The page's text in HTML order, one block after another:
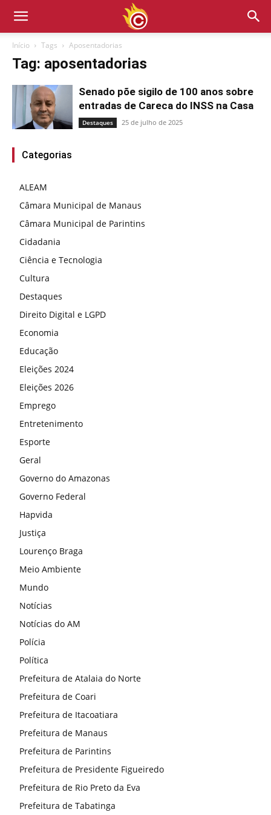
Início Tags Aposentadorias
Tag: aposentadorias
Senado põe sigilo de 100 anos sobre
entradas de Careca do INSS na Casa
Destaques 25 de julho de 2025
Categorias
ALEAM
Câmara Municipal de Manaus
Câmara Municipal de Parintins
Cidadania
Ciência e Tecnologia
Cultura
Destaques
Direito Digital e LGPD
Economia
Educação
Eleições 2024
Eleições 2026
Emprego
Entretenimento
Esporte
Geral
Governo do Amazonas
Governo Federal
Hapvida
Justiça
Lourenço Braga
Meio Ambiente
Mundo
Notícias
Notícias do AM
Polícia
Política
Prefeitura de Atalaia do Norte
Prefeitura de Coari
Prefeitura de Itacoatiara
Prefeitura de Manaus
Prefeitura de Parintins
Prefeitura de Presidente Figueiredo
Prefeitura de Rio Preto da Eva
Prefeitura de Tabatinga